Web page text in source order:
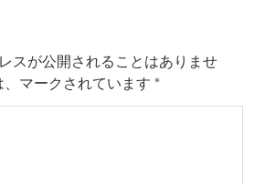
スが公開されることはありませ
マークされています *